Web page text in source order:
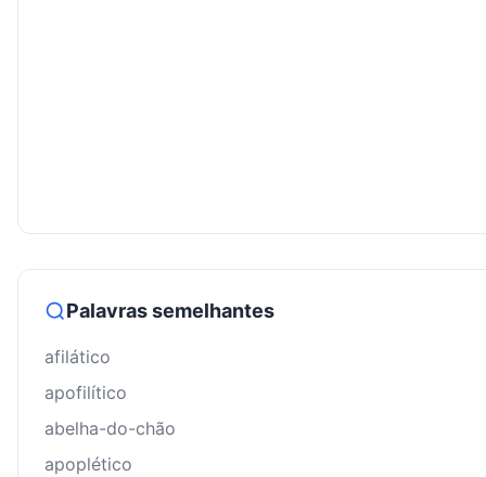
Palavras semelhantes
afilático
apofilítico
abelha-do-chão
apoplético